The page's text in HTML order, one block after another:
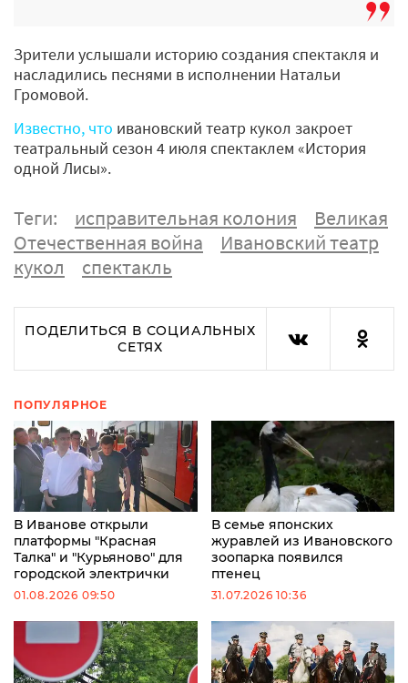
Зрители услышали историю создания спектакля и
насладились песнями в исполнении Натальи
Громовой.
Известно, что ивановский театр кукол закроет
театральный сезон 4 июля спектаклем «История
одной Лисы».
Теги: исправительная колония
Великая
Отечественная война
Ивановский театр
кукол
спектакль
ПОДЕЛИТЬСЯ В СОЦИАЛЬНЫХ
СЕТЯХ
ПОПУЛЯРНОЕ
В Иванове открыли
платформы "Красная
Талка" и "Курьяново" для
городской электрички
01.08.2026 09:50
В семье японских
журавлей из Ивановского
зоопарка появился
птенец
31.07.2026 10:36